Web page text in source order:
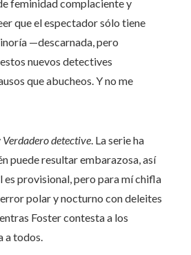
feminidad complaciente y
que el espectador sólo tiene
—descarnada, pero
nuevos detectives
que abucheos. Y no me
Verdadero detective. La serie ha
puede resultar embarazosa, así
es provisional, pero para mí chifla
polar y nocturno con deleites
Foster contesta a los
a todos.